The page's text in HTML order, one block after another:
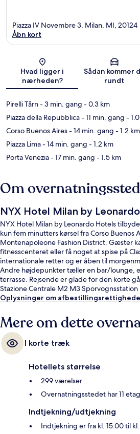
Kort
Piazza IV Novembre 3, Milan, MI, 20124
Åbn kort
Hvad ligger i
nærheden?
Sådan kommer
rundt
Pirelli Tårn- 3 min. gang - 0.3 km
Piazza della Repubblica- 11 min. gang -
Corso Buenos Aires- 14 min. gang - 1.2 km
Piazza Lima- 14 min. gang - 1.2 km
Porta Venezia- 17 min. gang - 1.5 km
Om
NYX Hotel Milan by
NYX Hotel Milan by Leonardo Hotels
kun fem minutters kørsel fra Corso Buenos
Montenapoleone Fashion District. Gæster
fitnesscenteret eller få noget at spise på
internationale retter og er åben til
Andre højdepunkter tæller en bar/lounge,
terrasse. Rejsende er glade for den korte
Stazione Centrale M2 M3
Stazione Centrale Via Tonale Station ligger
Oplysninger om
Mere om dette
I korte træk
Hotellets størrelse
299 værelser
Overnatningsstedet har 11
Indtjekning/udtjekning
Indtjekning er fra kl. 15.00 til